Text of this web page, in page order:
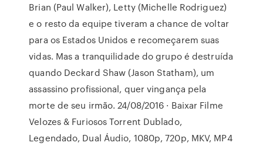
Brian (Paul Walker), Letty (Michelle Rodriguez)
e o resto da equipe tiveram a chance de voltar
para os Estados Unidos e recomeçarem suas
vidas. Mas a tranquilidade do grupo é destruída
quando Deckard Shaw (Jason Statham), um
assassino profissional, quer vingança pela
morte de seu irmão. 24/08/2016 · Baixar Filme
Velozes & Furiosos Torrent Dublado,
Legendado, Dual Áudio, 1080p, 720p, MKV, MP4